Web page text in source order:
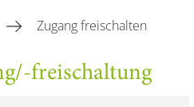
Zugang freischalten
freischaltung